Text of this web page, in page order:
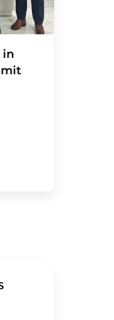
in
mit